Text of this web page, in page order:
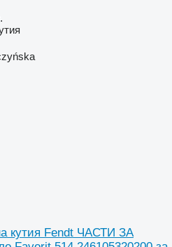
кутия Fendt ЧАСТИ ЗА